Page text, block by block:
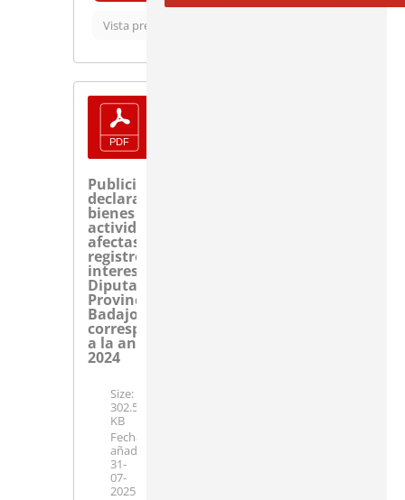
Vista previa
Publicidad de
declaraciones de
bienes y
actividades
afectas al
registro de
intereses de la
Diputación
Provincial de
Badajoz
correspondientes
a la anualidad
2024
Size:
302.54
KB
Fecha
añadida:
31-
07-
2025